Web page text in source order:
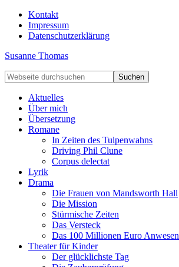
Kontakt
Impressum
Datenschutzerklärung
Susanne Thomas
Aktuelles
Über mich
Übersetzung
Romane
In Zeiten des Tulpenwahns
Driving Phil Clune
Corpus delectat
Lyrik
Drama
Die Frauen von Mandsworth Hall
Die Mission
Stürmische Zeiten
Das Versteck
Das 100 Millionen Euro Anwesen
Theater für Kinder
Der glücklichste Tag